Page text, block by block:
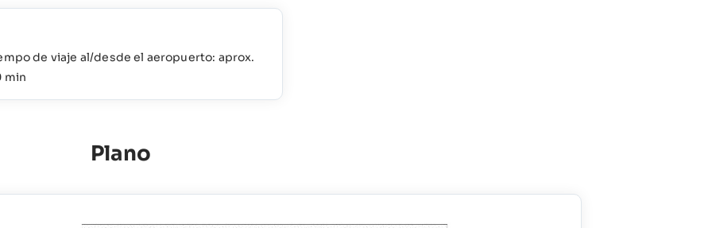
de viaje al/desde el aeropuerto: aprox.
min
Plano